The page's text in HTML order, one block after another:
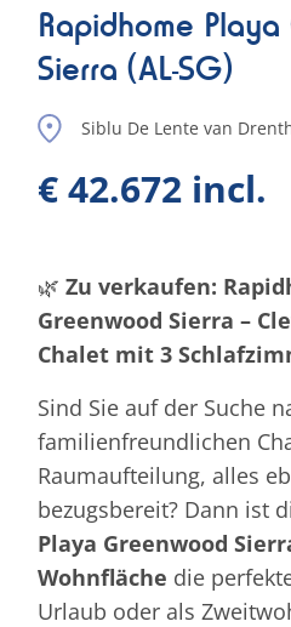
Rapidhome
Sierra (AL-SG)
Siblu De Lente van
€ 42.672 incl.
🌿 Zu verkaufen:
Greenwood Sierra –
Chalet mit 3
Sind Sie auf der Suche
familienfreundlichen
Raumaufteilung, alles
bezugsbereit? Dann ist
Playa Greenwood
Wohnfläche die
Urlaub oder als